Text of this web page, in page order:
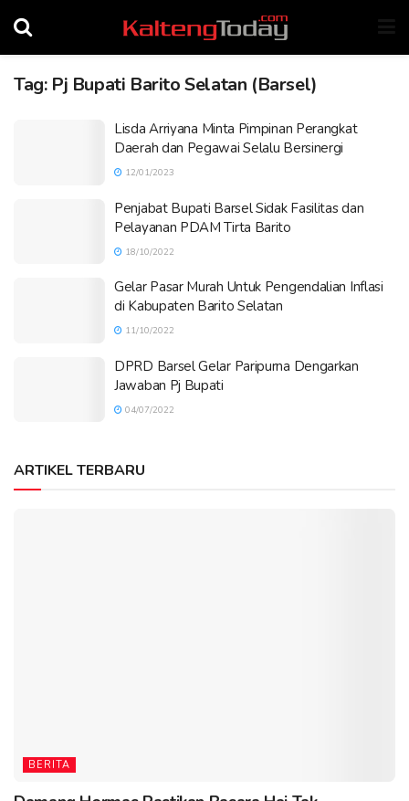
Tag: Pj Bupati Barito Selatan (Barsel)
Lisda Arriyana Minta Pimpinan Perangkat
Daerah dan Pegawai Selalu Bersinergi
12/01/2023
Penjabat Bupati Barsel Sidak Fasilitas dan
Pelayanan PDAM Tirta Barito
18/10/2022
Gelar Pasar Murah Untuk Pengendalian Inflasi
di Kabupaten Barito Selatan
11/10/2022
DPRD Barsel Gelar Paripurna Dengarkan
Jawaban Pj Bupati
04/07/2022
ARTIKEL TERBARU
BERITA